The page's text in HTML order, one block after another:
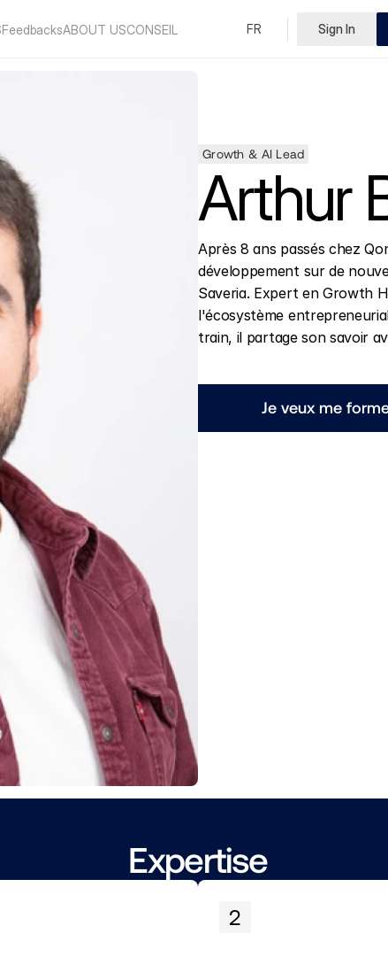
FeedbacksABOUT USCONSEIL
Select Language
English
FR Sign In
Growth & AI Lead
Arthur
Après 8 ans passés chez
développement sur de
Saveria. Expert en Growth
l'écosystème
train, il partage son savoir
Je veux me
Expertise
2